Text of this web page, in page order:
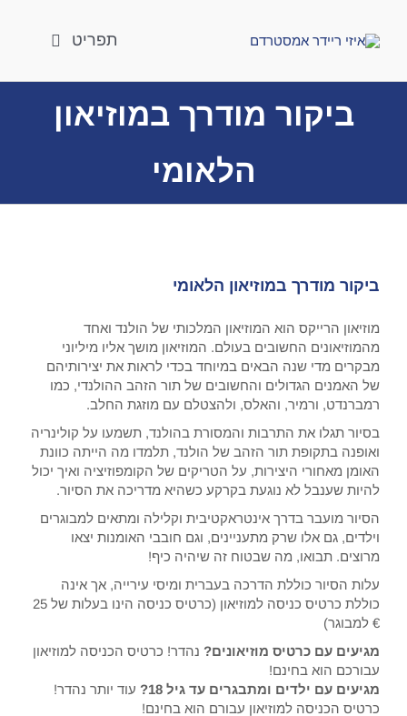
תפריט
לארגונים וחברות
אודות
בלוג
ביקור מודרך במוזיאון
הלאומי
ביקור מודרך במוזיאון הלאומי
מוזיאון הרייקס הוא המוזיאון המלכותי של הולנד ואחד
מהמוזיאונים החשובים בעולם. המוזיאון מושך אליו מיליוני
מבקרים מדי שנה הבאים במיוחד בכדי לראות את יצירותיהם
של האמנים הגדולים והחשובים של תור הזהב ההולנדי, כמו
רמברנדט, ורמיר, והאלס, ולהצטלם עם מוזגת החלב.
בסיור תגלו את התרבות והמסורת בהולנד, תשמעו על קולינריה
ואופנה בתקופת תור הזהב של הולנד, תלמדו מה הייתה כוונת
האומן מאחורי היצירות, על הטריקים של הקומפוזיציה ואיך יכול
להיות שענבל לא נוגעת בקרקע כשהיא מדריכה את הסיור.
הסיור מועבר בדרך אינטראקטיבית וקלילה ומתאים למבוגרים
וילדים, גם אלו שרק מתעניינים, וגם חובבי האומנות יצאו
מרוצים. תבואו, מה שבטוח זה שיהיה כיף!
עלות הסיור כוללת הדרכה בעברית ומיסי עירייה, אך אינה
כוללת כרטיס כניסה למוזיאון (כרטיס כניסה הינו בעלות של 25
€ למבוגר)
מגיעים עם כרטיס מוזיאונים? נהדר! כרטיס הכניסה למוזיאון
עבורכם הוא בחינם!
מגיעים עם ילדים ומתבגרים עד גיל 18?
עוד יותר נהדר!
כרטיס הכניסה למוזיאון עבורם הוא בחינם!